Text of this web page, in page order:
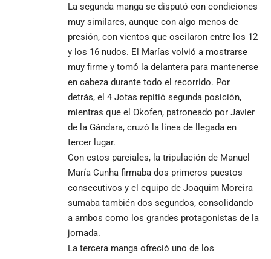
La segunda manga se disputó con condiciones
muy similares, aunque con algo menos de
presión, con vientos que oscilaron entre los 12
y los 16 nudos. El Marías volvió a mostrarse
muy firme y tomó la delantera para mantenerse
en cabeza durante todo el recorrido. Por
detrás, el 4 Jotas repitió segunda posición,
mientras que el Okofen, patroneado por Javier
de la Gándara, cruzó la línea de llegada en
tercer lugar.
Con estos parciales, la tripulación de Manuel
María Cunha firmaba dos primeros puestos
consecutivos y el equipo de Joaquim Moreira
sumaba también dos segundos, consolidando
a ambos como los grandes protagonistas de la
jornada.
La tercera manga ofreció uno de los